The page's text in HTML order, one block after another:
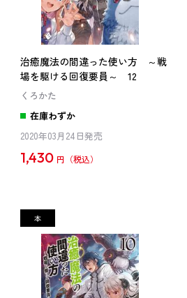
治癒魔法の間違った使い方 ～戦
場を駆ける回復要員～ 12
くろかた
在庫わずか
2020年03月24日発売
1,430 円